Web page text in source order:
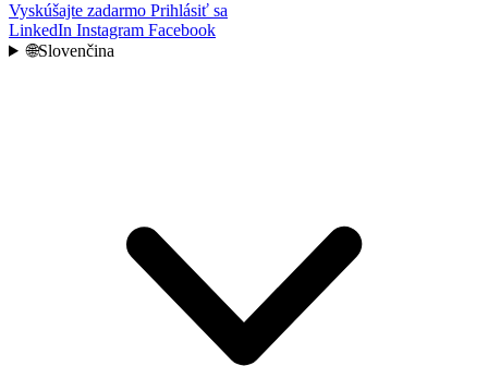
Vyskúšajte zadarmo Prihlásiť sa
LinkedIn Instagram Facebook
🌐Slovenčina